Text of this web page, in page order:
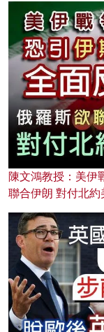
陳文鴻教授：美伊
聯合伊朗 對付北約